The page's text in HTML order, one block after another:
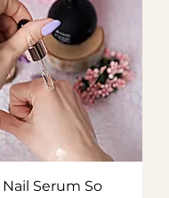
Serum So